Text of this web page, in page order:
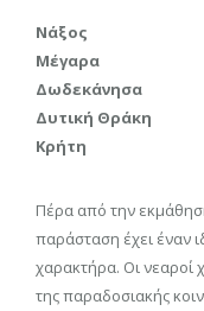
Νάξος
Μέγαρα
Δωδεκάνησα
Δυτική Θράκη
Κρήτη
Πέρα από την
παράσταση έχει έναν
χαρακτήρα. Οι νεαροί
της παραδοσιακής